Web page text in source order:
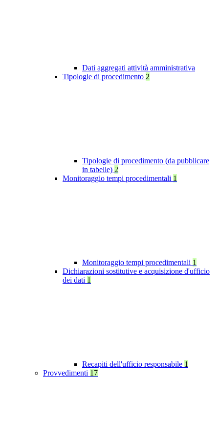
Dati aggregati attività amministrativa
Tipologie di procedimento 2
Tipologie di procedimento (da pubblicare
in tabelle) 2
Monitoraggio tempi procedimentali 1
Monitoraggio tempi procedimentali 1
Dichiarazioni sostitutive e acquisizione d'ufficio
dei dati 1
Recapiti dell'ufficio responsabile 1
Provvedimenti 17